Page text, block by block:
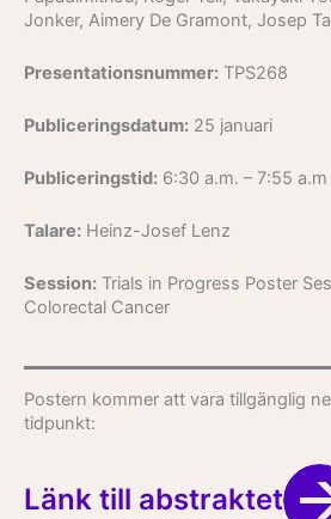
Jonker, Aimery De Gramont, Josep
Presentationsnummer: TPS268
Publiceringsdatum: 25 januari
Publiceringstid: 6:30 a.m. – 7:55
Talare: Heinz-Josef Lenz
Session: Trials in Progress Poster
Colorectal Cancer
Postern kommer att vara tillgänglig
tidpunkt:
Länk till abstraktet